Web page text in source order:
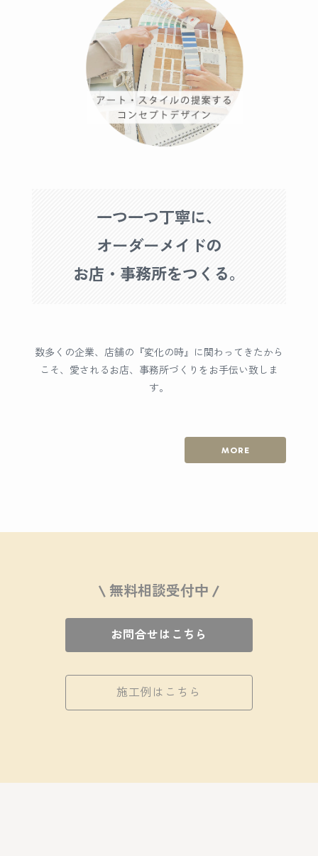
一つ一つ丁寧に、
オーダーメイドの
お店・事務所をつくる。
数多くの企業、店舗の『変化の時』に関わってきたから
こそ、 愛されるお店、事務所づくりをお手伝い致しま
す。
MORE
\ 無料相談受付中 /
お問合せはこちら
施工例はこちら